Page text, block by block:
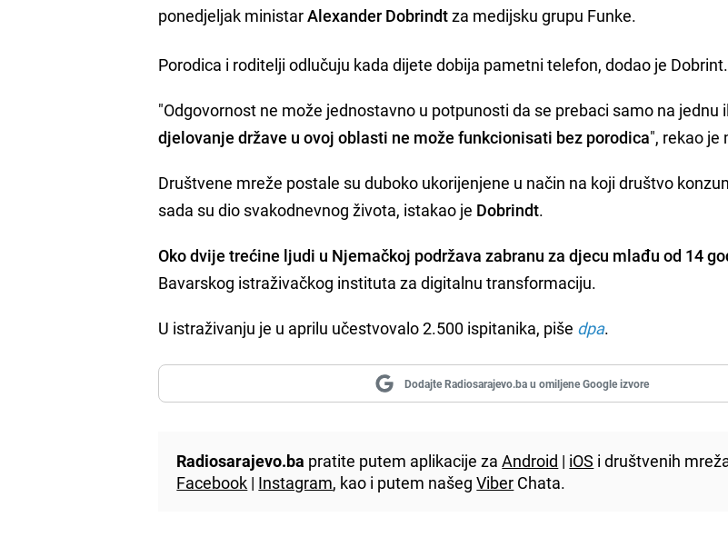
ponedjeljak ministarAlexander Dobrindtza medijsku grupu Funke.
Porodica i roditelji odlučuju kada dijete dobija pametni telefon, dodao je Dobrint.
"Odgovornost ne može jednostavno u potpunosti da se prebaci samo na jednu
djelovanje države u ovoj oblasti ne može funkcionisati bez porodica", rekao je
Društvene mreže postale su duboko ukorijenjene u način na koji društvo
sada su dio svakodnevnog života, istakao je Dobrindt.
Oko dvije trećine ljudi u Njemačkoj podržava zabranu za djecu mlađu od 14
Bavarskog istraživačkog instituta za digitalnu transformaciju.
U istraživanju je u aprilu učestvovalo 2.500 ispitanika, piše dpa.
Dodajte Radiosarajevo.ba u omiljene Google izvore
Radiosarajevo.ba pratite putem aplikacije zaAndroid | iOS i društvenih
Facebook | Instagram, kao i putem našegViber Chata.